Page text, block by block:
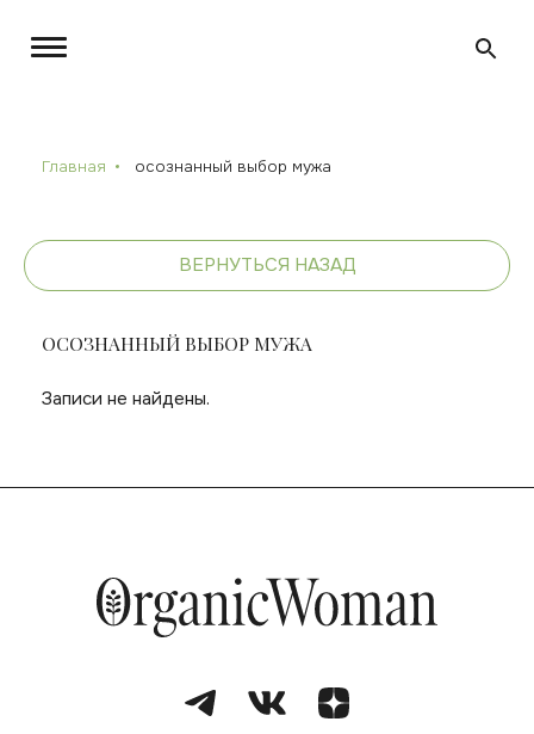
Главная осознанный выбор мужа
ВЕРНУТЬСЯ НАЗАД
ОСОЗНАННЫЙ ВЫБОР МУЖА
Записи не найдены.